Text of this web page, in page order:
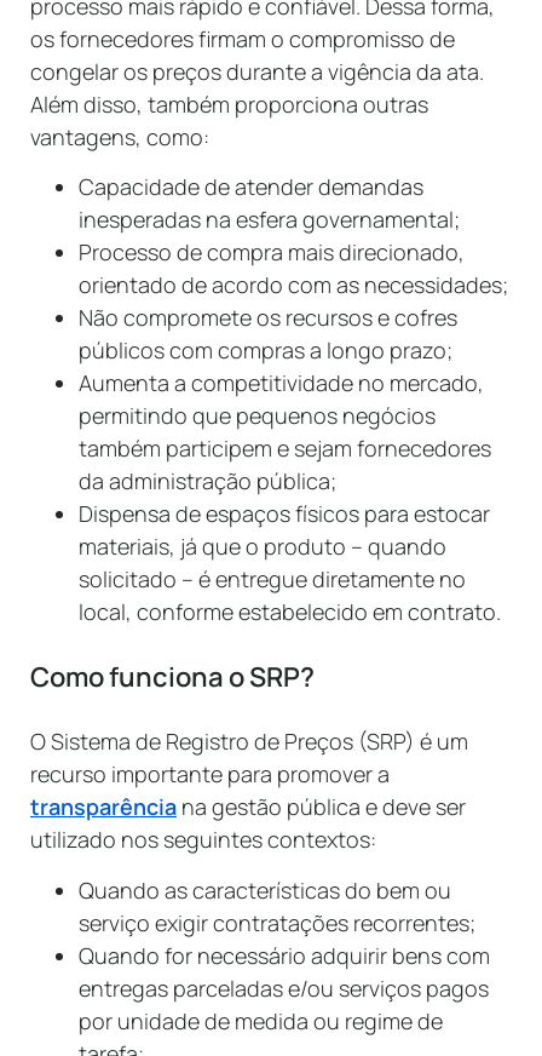
processo mais rápido e confiável. Dessa forma,
os fornecedores firmam o compromisso de
congelar os preços durante a vigência da ata.
Além disso, também proporciona outras
vantagens, como:
Capacidade de atender demandas
inesperadas na esfera governamental;
Processo de compra mais direcionado,
orientado de acordo com as necessidades;
Não compromete os recursos e cofres
públicos com compras a longo prazo;
Aumenta a competitividade no mercado,
permitindo que pequenos negócios
também participem e sejam fornecedores
da administração pública;
Dispensa de espaços físicos para estocar
materiais, já que o produto – quando
solicitado – é entregue diretamente no
local, conforme estabelecido em contrato.
Como funciona o SRP?
O Sistema de Registro de Preços (SRP) é um
recurso importante para promover a
transparência na gestão pública e deve ser
utilizado nos seguintes contextos:
Quando as características do bem ou
serviço exigir contratações recorrentes;
Quando for necessário adquirir bens com
entregas parceladas e/ou serviços pagos
por unidade de medida ou regime de